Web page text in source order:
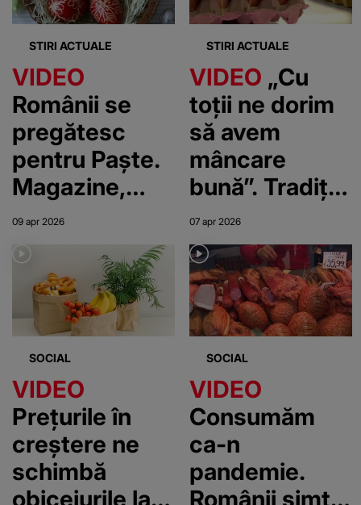
STIRI ACTUALE
VIDEO
Românii se
pregătesc
pentru Paște.
Magazine,
program
special înainte
de sărbătoare
09 apr 2026
STIRI ACTUALE
VIDEO „Cu
toții ne dorim
să avem
mâncare
bună”. Tradiție
cu orice preț-
sacrificiul din
portofel
07 apr 2026
SOCIAL
VIDEO
Prețurile în
creștere ne
schimbă
obiceiurile la
SOCIAL
VIDEO
Consumăm
ca-n
pandemie.
Românii simt